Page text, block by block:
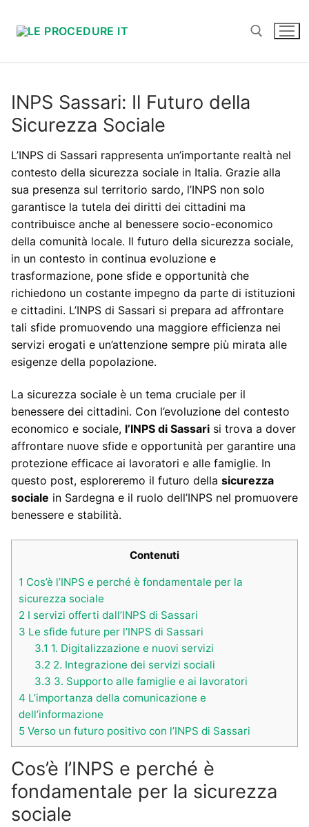
INPS Sassari: Il Futuro della
Sicurezza Sociale
L’INPS di Sassari rappresenta un’importante realtà nel
contesto della sicurezza sociale in Italia. Grazie alla
sua presenza sul territorio sardo, l’INPS non solo
garantisce la tutela dei diritti dei cittadini ma
contribuisce anche al benessere socio-economico
della comunità locale. Il futuro della sicurezza sociale,
in un contesto in continua evoluzione e
trasformazione, pone sfide e opportunità che
richiedono un costante impegno da parte di istituzioni
e cittadini. L’INPS di Sassari si prepara ad affrontare
tali sfide promuovendo una maggiore efficienza nei
servizi erogati e un’attenzione sempre più mirata alle
esigenze della popolazione.
La sicurezza sociale è un tema cruciale per il
benessere dei cittadini. Con l’evoluzione del contesto
economico e sociale, l’INPS di Sassari si trova a dover
affrontare nuove sfide e opportunità per garantire una
protezione efficace ai lavoratori e alle famiglie. In
questo post, esploreremo il futuro della sicurezza
sociale in Sardegna e il ruolo dell’INPS nel promuovere
benessere e stabilità.
Contenuti
1 Cos’è l’INPS e perché è fondamentale per la
sicurezza sociale
2 I servizi offerti dall’INPS di Sassari
3 Le sfide future per l’INPS di Sassari
3.1 1. Digitalizzazione e nuovi servizi
3.2 2. Integrazione dei servizi sociali
3.3 3. Supporto alle famiglie e ai lavoratori
4 L’importanza della comunicazione e
dell’informazione
5 Verso un futuro positivo con l’INPS di Sassari
Cos’è l’INPS e perché è
fondamentale per la sicurezza
sociale